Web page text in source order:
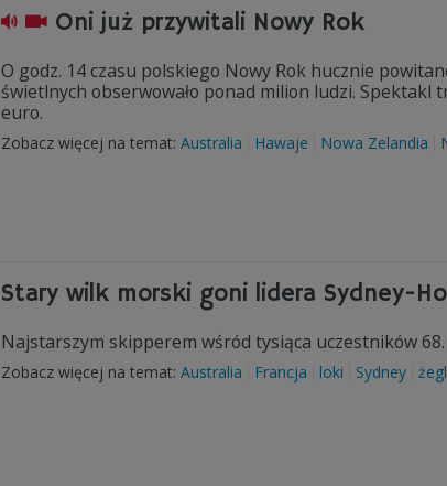
Oni już przywitali Nowy Rok
O godz. 14 czasu polskiego Nowy Rok hucznie
świetlnych obserwowało ponad milion ludzi. Spektakl
euro.
Zobacz więcej na temat: Australia Hawaje Nowa Zelandia
Stary wilk morski goni lidera Sydney-
Najstarszym skipperem wśród tysiąca uczestników
Zobacz więcej na temat: Australia Francja loki Sydney